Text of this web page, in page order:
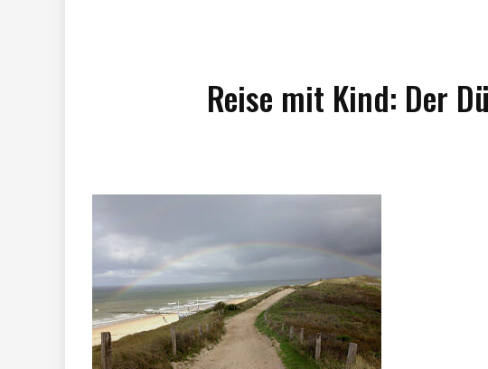
Reise mit Kind: Der